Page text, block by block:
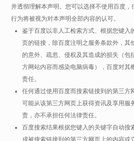
并透彻理解本声明。您可以选择不使用百度，
行为将被视为对本声明全部内容的认可。
鉴于百度以非人工检索方式、根据您键入
页的链接，除百度注明之服务条款外，其
的意外、疏忽、侵权及其造成的损失（包
方网站内容而感染电脑病毒），百度对其
责任。
任何通过使用百度而搜索链接到的第三方
可能从该第三方网页上获得资讯及享用服
责，亦不承担任何法律责任。
百度搜索结果根据您键入的关键字自动搜
成被搜索链接到的第三方网页上的内容或